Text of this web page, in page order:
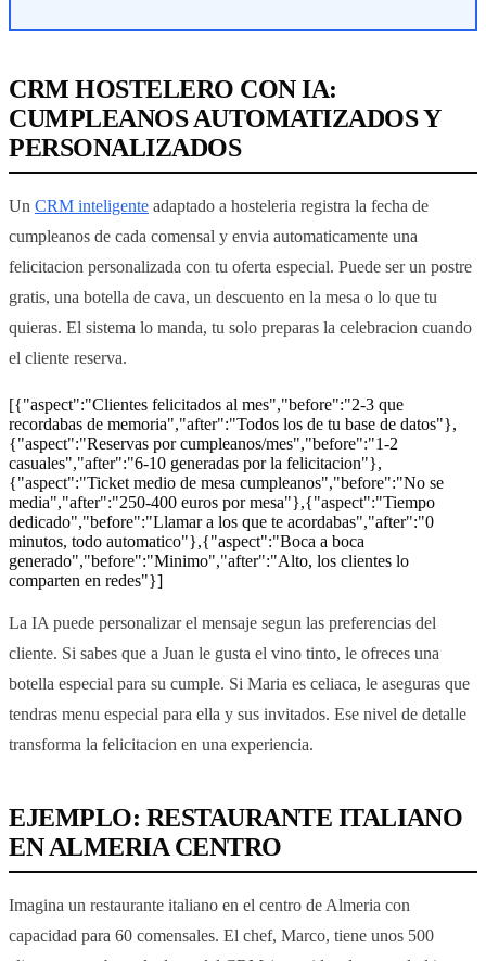
CRM HOSTELERO CON IA:
CUMPLEANOS AUTOMATIZADOS Y
PERSONALIZADOS
Un CRM inteligente adaptado a hosteleria registra la fecha de
cumpleanos de cada comensal y envia automaticamente una
felicitacion personalizada con tu oferta especial. Puede ser un postre
gratis, una botella de cava, un descuento en la mesa o lo que tu
quieras. El sistema lo manda, tu solo preparas la celebracion cuando
el cliente reserva.
[{"aspect":"Clientes felicitados al mes","before":"2-3 que
recordabas de memoria","after":"Todos los de tu base de datos"},
{"aspect":"Reservas por cumpleanos/mes","before":"1-2
casuales","after":"6-10 generadas por la felicitacion"},
{"aspect":"Ticket medio de mesa cumpleanos","before":"No se
media","after":"250-400 euros por mesa"},{"aspect":"Tiempo
dedicado","before":"Llamar a los que te acordabas","after":"0
minutos, todo automatico"},{"aspect":"Boca a boca
generado","before":"Minimo","after":"Alto, los clientes lo
comparten en redes"}]
La IA puede personalizar el mensaje segun las preferencias del
cliente. Si sabes que a Juan le gusta el vino tinto, le ofreces una
botella especial para su cumple. Si Maria es celiaca, le aseguras que
tendras menu especial para ella y sus invitados. Ese nivel de detalle
transforma la felicitacion en una experiencia.
EJEMPLO: RESTAURANTE ITALIANO
EN ALMERIA CENTRO
Imagina un restaurante italiano en el centro de Almeria con
capacidad para 60 comensales. El chef, Marco, tiene unos 500